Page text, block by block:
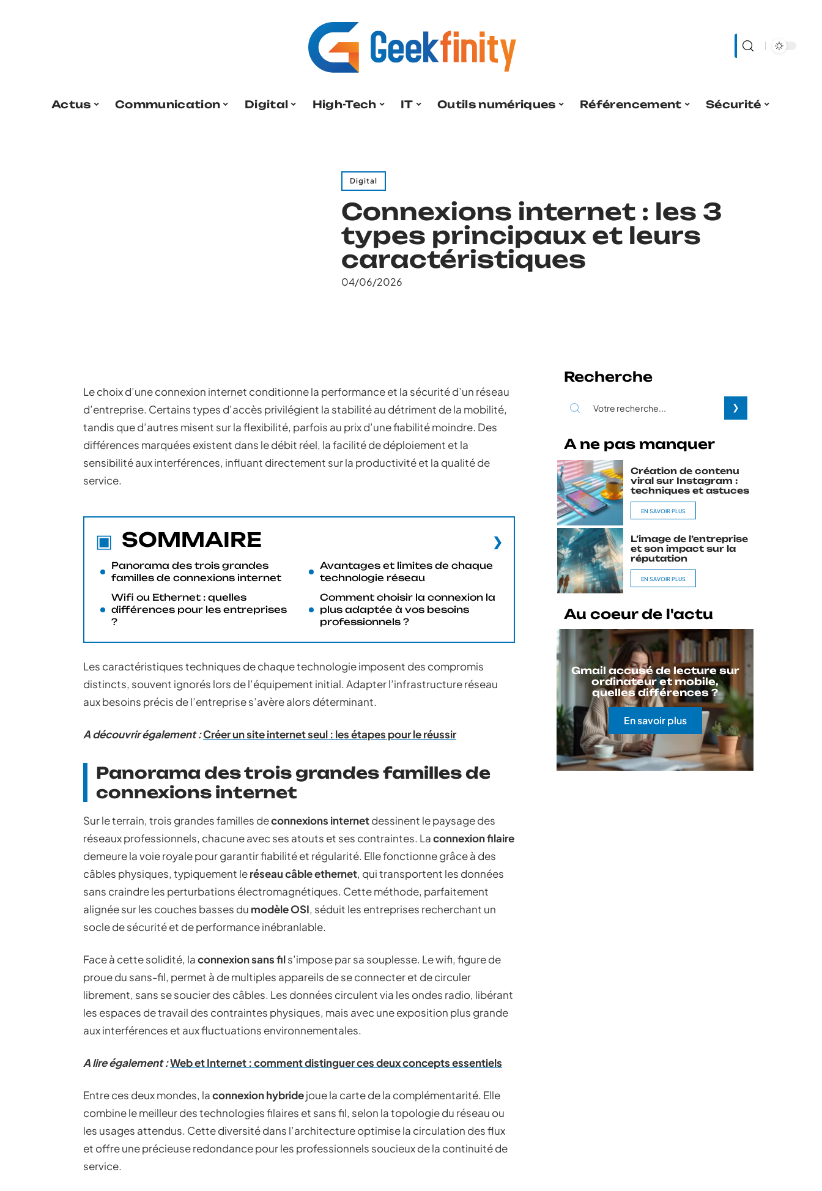
Actus Communication Digital High-Tech IT Outils numériques Référencement Sécurité
Digital
Connexions internet : les 3
types principaux et leurs
caractéristiques
04/06/2026
Le choix d’une connexion internet conditionne la performance et la sécurité d’un réseau
d’entreprise. Certains types d’accès privilégient la stabilité au détriment de la mobilité,
tandis que d’autres misent sur la flexibilité, parfois au prix d’une fiabilité moindre. Des
différences marquées existent dans le débit réel, la facilité de déploiement et la
sensibilité aux interférences, influant directement sur la productivité et la qualité de
service.
SOMMAIRE
Panorama des trois grandes
familles de connexions internet
Wifi ou Ethernet : quelles
différences pour les entreprises
?
Avantages et limites de chaque
technologie réseau
Comment choisir la connexion la
plus adaptée à vos besoins
professionnels ?
Les caractéristiques techniques de chaque technologie imposent des compromis
distincts, souvent ignorés lors de l’équipement initial. Adapter l’infrastructure réseau
aux besoins précis de l’entreprise s’avère alors déterminant.
A découvrir également :Créer un site internet seul : les étapes pour le réussir
Panorama des trois grandes familles de
connexions internet
Sur le terrain, trois grandes familles deconnexions internetdessinent le paysage des
réseaux professionnels, chacune avec ses atouts et ses contraintes. Laconnexion filaire
demeure la voie royale pour garantir fiabilité et régularité. Elle fonctionne grâce à des
câbles physiques, typiquement leréseau câble ethernet, qui transportent les données
sans craindre les perturbations électromagnétiques. Cette méthode, parfaitement
alignée sur les couches basses du modèle OSI, séduit les entreprises recherchant un
socle de sécurité et de performance inébranlable.
Face à cette solidité, laconnexion sans fils’impose par sa souplesse. Le wifi, figure de
proue du sans-fil, permet à de multiples appareils de se connecter et de circuler
librement, sans se soucier des câbles. Les données circulent via les ondes radio, libérant
les espaces de travail des contraintes physiques, mais avec une exposition plus grande
aux interférences et aux fluctuations environnementales.
A lire également :Web et Internet : comment distinguer ces deux concepts essentiels
Entre ces deux mondes, laconnexion hybridejoue la carte de la complémentarité. Elle
combine le meilleur des technologies filaires et sans fil, selon la topologie du réseau ou
les usages attendus. Cette diversité dans l’architecture optimise la circulation des flux
et offre une précieuse redondance pour les professionnels soucieux de la continuité de
service.
Recherche
A ne pas manquer
Création de contenu
viral sur Instagram :
techniques et astuces
EN SAVOIR PLUS
L’image de l’entreprise
et son impact sur la
réputation
EN SAVOIR PLUS
Au coeur de l'actu
Gmail accusé de lecture sur
ordinateur et mobile,
quelles différences ?
En savoir plus